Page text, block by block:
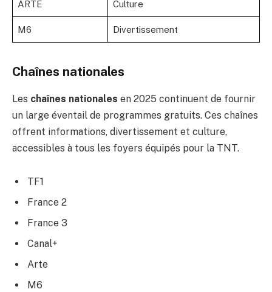
ARTE Culture
M6 Divertissement
Chaînes nationales
Les chaînes nationales en 2025 continuent de fournir
un large éventail de programmes gratuits. Ces chaînes
offrent informations, divertissement et culture,
accessibles à tous les foyers équipés pour la TNT.
TF1
France 2
France 3
Canal+
Arte
M6